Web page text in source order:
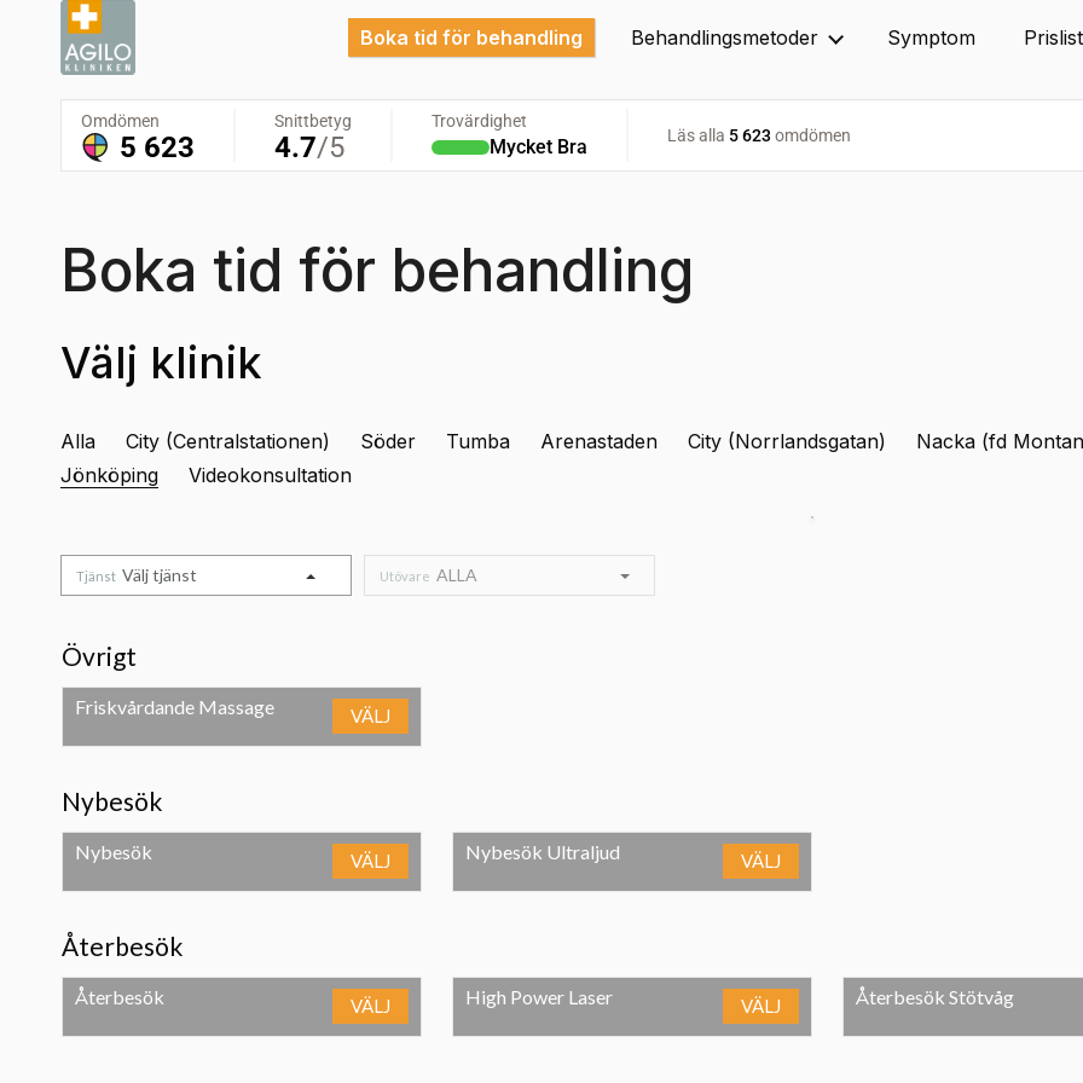
Boka tid för behandling Behandlingsmetoder Symptom
Boka tid för behandling
Välj klinik
Alla City (Centralstationen) Söder Tumba Arenastaden City (Norrlandsgatan)
Nacka (fd
Jönköping
Videokonsultation
Tjänst Välj tjänst Utövare ALLA
Övrigt
Friskvårdande Massage VÄLJ
Nybesök
Nybesök VÄLJ Nybesök Ultraljud VÄLJ
Återbesök
Återbesök VÄLJ High Power Laser VÄLJ Återbesök Stötvåg